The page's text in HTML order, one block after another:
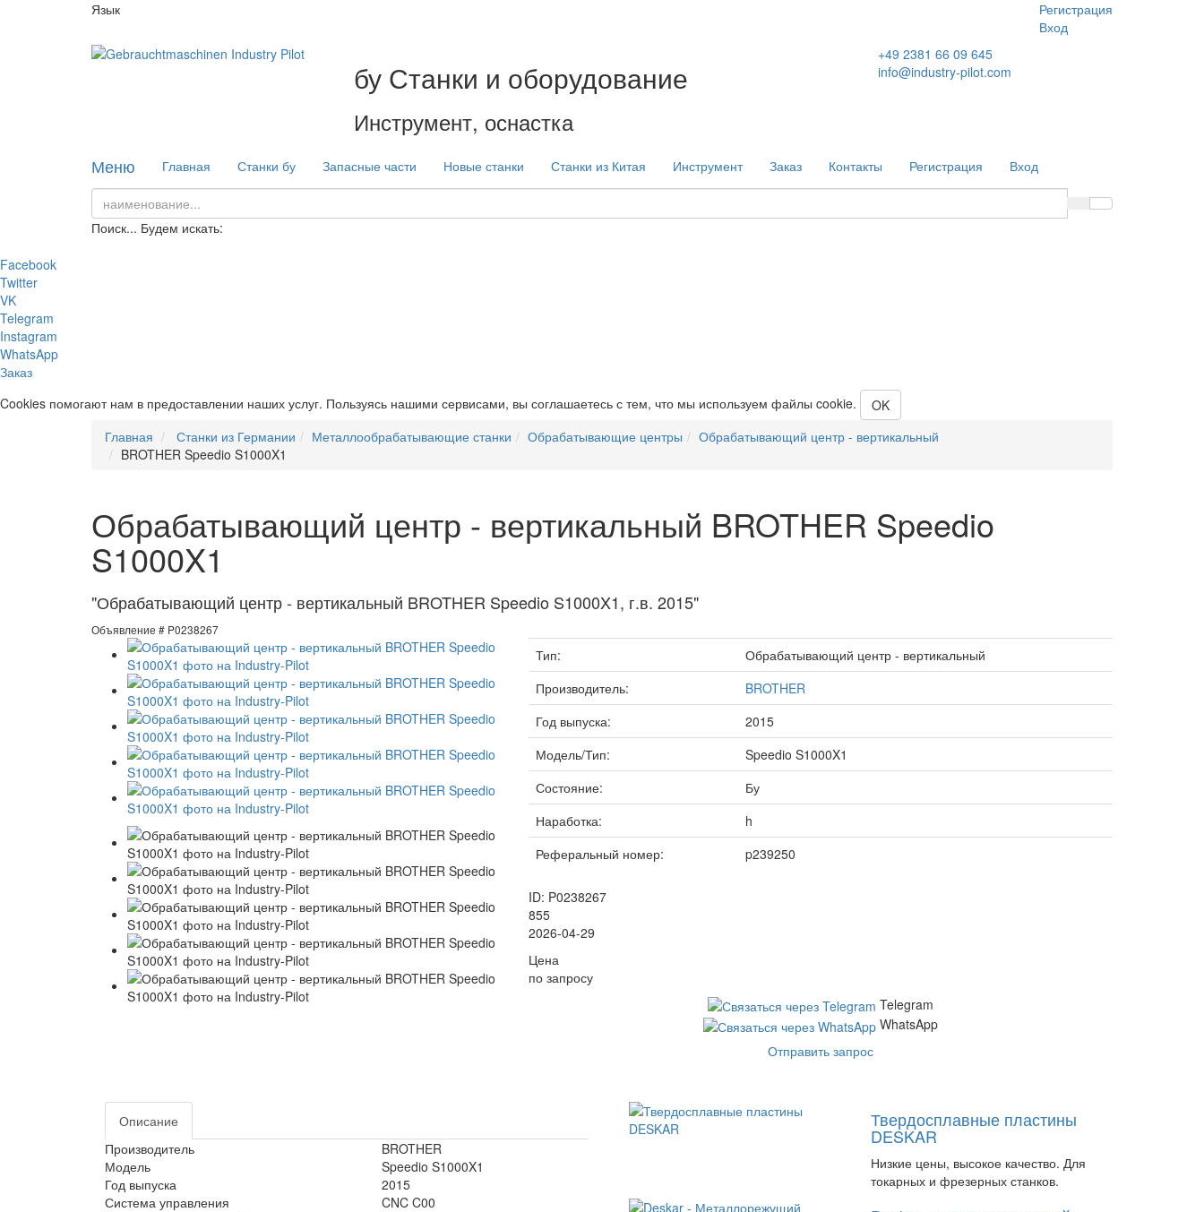
Язык
Регистрация
Вход
бу Станки и оборудование
Инструмент, оснастка
+49 2381 66 09 645
info@industry-pilot.com
Меню Главная Станки бу Запасные части Новые станки Станки из Китая Инструмент Заказ Контакты Регистрация Вход
Поиск... Будем искать:
Facebook
Twitter
VK
Telegram
Instagram
WhatsApp
Заказ
Cookies помогают нам в предоставлении наших услуг. Пользуясь нашими сервисами, вы соглашаетесь с тем, что мы используем файлы cookie.
OK
Главная
Станки из Германии Металлообрабатывающие станки Обрабатывающие центры
Обрабатывающий центр - вертикальный
BROTHER Speedio S1000X1
Обрабатывающий центр - вертикальный BROTHER Speedio
S1000X1
"Обрабатывающий центр - вертикальный BROTHER Speedio S1000X1, г.в. 2015"
Объявление # P0238267
Тип:
Обрабатывающий центр - вертикальный
Производитель:
BROTHER
Год выпуска:
2015
Модель/Тип:
Speedio S1000X1
Состояние:
Бу
Наработка:
h
Реферальный номер:
p239250
ID: P0238267
855
2026-04-29
Цена
по запросу
Telegram
WhatsApp
Отправить запрос
Описание
Производитель
BROTHER
Модель
Speedio S1000X1
Год выпуска
2015
Система управления
CNC C00
Твердосплавные пластины
DESKAR
Низкие цены, высокое качество. Для
токарных и фрезерных станков.